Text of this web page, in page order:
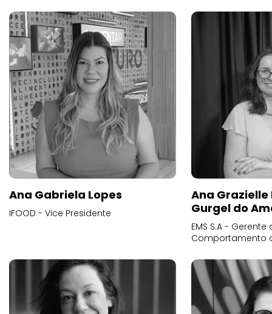
Ana Gabriela Lopes
IFOOD - Vice Presidente
Ana
Gurgel do
EMS S.A -
Comportamento